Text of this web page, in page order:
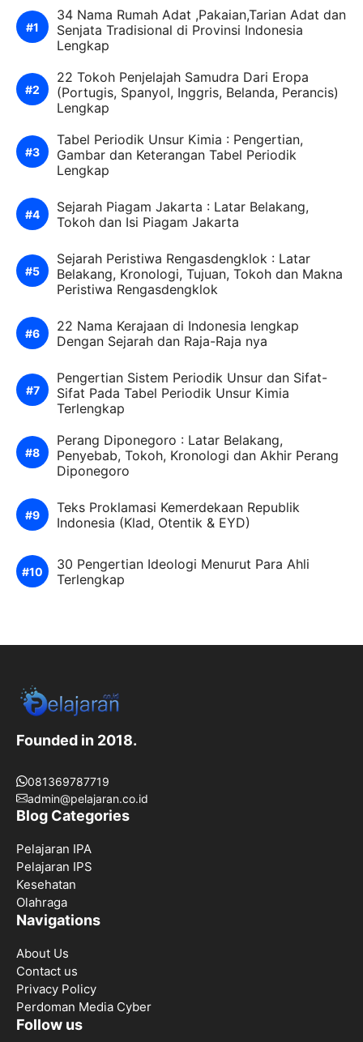
34 Nama Rumah Adat ,Pakaian,Tarian Adat dan
Senjata Tradisional di Provinsi Indonesia
Lengkap
22 Tokoh Penjelajah Samudra Dari Eropa
(Portugis, Spanyol, Inggris, Belanda, Perancis)
Lengkap
Tabel Periodik Unsur Kimia : Pengertian,
Gambar dan Keterangan Tabel Periodik
Lengkap
Sejarah Piagam Jakarta : Latar Belakang,
Tokoh dan Isi Piagam Jakarta
Sejarah Peristiwa Rengasdengklok : Latar
Belakang, Kronologi, Tujuan, Tokoh dan Makna
Peristiwa Rengasdengklok
22 Nama Kerajaan di Indonesia lengkap
Dengan Sejarah dan Raja-Raja nya
Pengertian Sistem Periodik Unsur dan Sifat-
Sifat Pada Tabel Periodik Unsur Kimia
Terlengkap
Perang Diponegoro : Latar Belakang,
Penyebab, Tokoh, Kronologi dan Akhir Perang
Diponegoro
Teks Proklamasi Kemerdekaan Republik
Indonesia (Klad, Otentik & EYD)
30 Pengertian Ideologi Menurut Para Ahli
Terlengkap
Founded in 2018.
081369787719
admin@pelajaran.co.id
Blog Categories
Pelajaran IPA
Pelajaran IPS
Kesehatan
Olahraga
Navigations
About Us
Contact us
Privacy Policy
Perdoman Media Cyber
Follow us